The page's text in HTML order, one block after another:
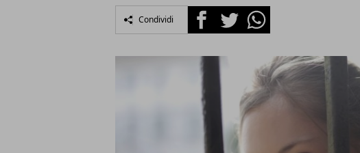
Condividi FacebookTwitterWhatsapp